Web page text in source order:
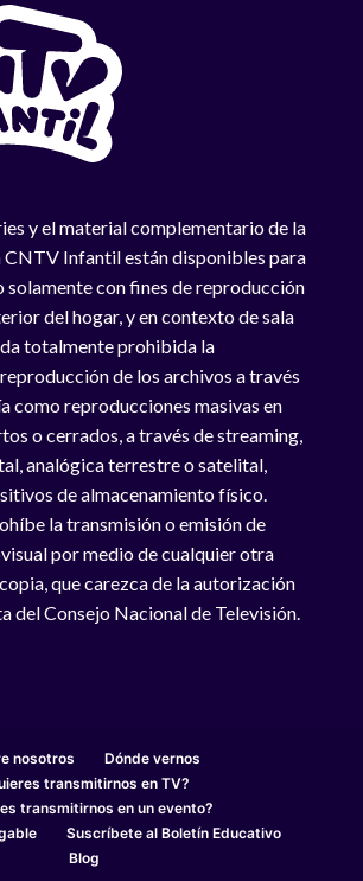
y el material complementario de la
Infantil están disponibles para
solamente con fines de reproducción
del hogar, y en contexto de sala
totalmente prohibida la
de los archivos a través
como reproducciones masivas en
o cerrados, a través de streaming,
analógica terrestre o satelital,
de almacenamiento físico.
la transmisión o emisión de
por medio de cualquier otra
que carezca de la autorización
del Consejo Nacional de Televisión.
nosotros
Dónde vernos
transmitirnos en TV?
transmitirnos en un evento?
Suscríbete al Boletín Educativo
Blog